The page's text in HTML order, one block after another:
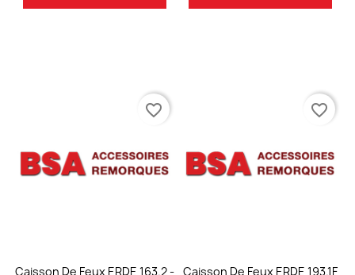
Caisson De Feux ERDE 163.2 -
favorite_border
Caisson De Feux ERDE 193.1F
favorite_border